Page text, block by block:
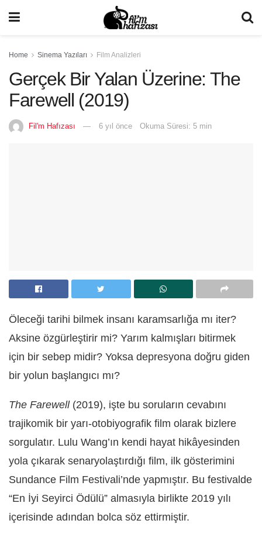
Home Sinema Yazıları Film Analizleri
Gerçek Bir Yalan Üzerine: The
Farewell (2019)
Fil'm Hafızası 6 yıl önce Okuma Süresi: 5 min
Öleceği tarihi bilmek insanı karamsarlığa mı iter?
Aksine özgürleştirir mi? Yarım kalmışları bitirmek
için bir sebep midir? Yoksa depresyona doğru giden
bir yolun başlangıcı mı?
The Farewell (2019), işte bu soruların cevabını
trajikomik bir yarı-otobiyografik film olarak bizlere
sorgulatır. Lulu Wang’ın kendi hayat hikâyesinden
yola çıkarak senaryolaştırdığı film, ilk gösterimini
Sundance Film Festivali’nde yapmıştır. Bu festivalde
“En İyi Seyirci Ödülü” almasıyla birlikte 2019 yılı
içerisinde adından bolca söz ettirmiştir.